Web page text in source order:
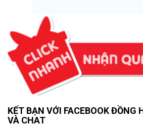
KẾT BẠN VỚI FACEBOOK ĐỒNG
VÀ CHAT